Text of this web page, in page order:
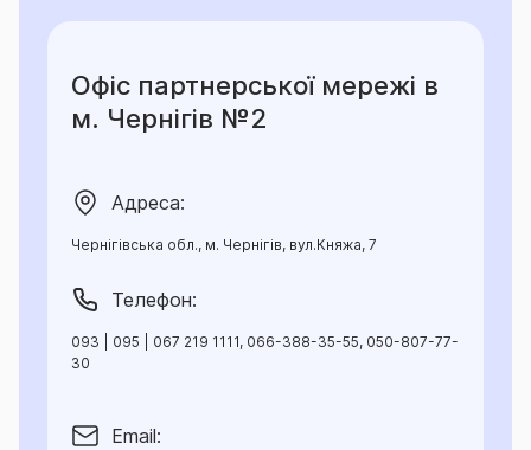
Офіс партнерської мережі в
м. Чернігів №2
Адреса:
Чернігівська обл., м. Чернігів, вул.Княжа, 7
Телефон:
093 | 095 | 067 219 1111, 066-388-35-55, 050-807-77-
30
Email: